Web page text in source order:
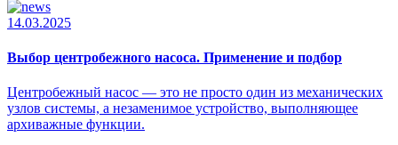
14.03.2025
Выбор центробежного насоса. Применение и подбор
Центробежный насос — это не просто один из механических
узлов системы, а незаменимое устройство, выполняющее
архиважные функции.